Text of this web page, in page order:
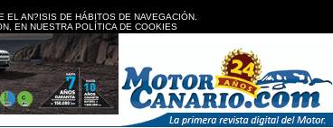
AN?ISIS DE HÁBITOS DE NAVEGACIÓN.
EN NUESTRA POLÍTICA DE COOKIES